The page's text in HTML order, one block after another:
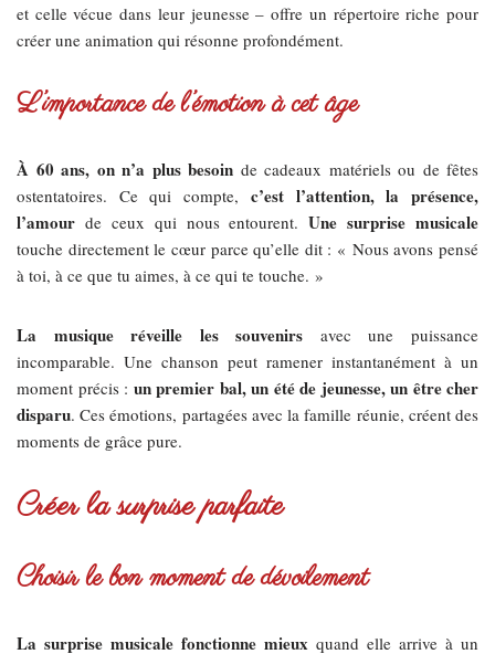
et celle vécue dans leur jeunesse – offre un répertoire riche pour
créer une animation qui résonne profondément.
L’importance de l’émotion à cet âge
À 60 ans, on n’a plus besoin de cadeaux matériels ou de fêtes
ostentatoires. Ce qui compte, c’est l’attention, la présence,
l’amour de ceux qui nous entourent.Une surprise musicale
touche directement le cœur parce qu’elle dit : « Nous avons pensé
à toi, à ce que tu aimes, à ce qui te touche. »
La musique réveille les souvenirs avec une puissance
incomparable. Une chanson peut ramener instantanément à un
moment précis : un premier bal, un été de jeunesse, un être cher
disparu. Ces émotions, partagées avec la famille réunie, créent des
moments de grâce pure.
Créer la surprise parfaite
Choisir le bon moment de dévoilement
La surprise musicale fonctionne mieux quand elle arrive à un